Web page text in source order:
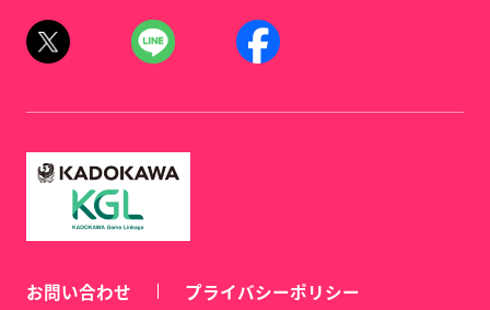
お問い合わせ プライバシーポリシー